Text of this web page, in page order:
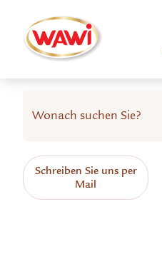
Schreiben Sie uns per
Mail